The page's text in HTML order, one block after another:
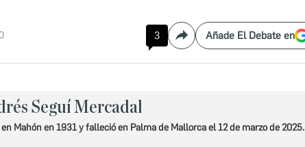
3 CompartirAñade El Debate en
Seguí Mercadal
Mahón en 1931 y falleció en Palma de Mallorca el 12 de marzo de 2025.